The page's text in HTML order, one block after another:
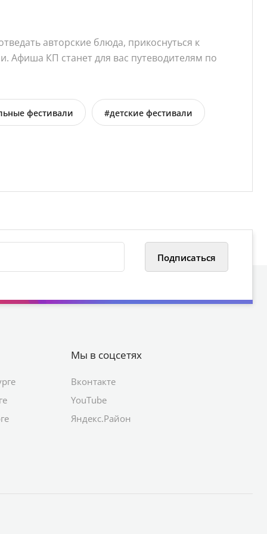
авторские блюда, прикоснуться к
Афиша КП станет для вас путеводителям по
фестивали #детские фестивали
Мы в соцсетях
Вконтакте
YouTube
Яндекс.Район